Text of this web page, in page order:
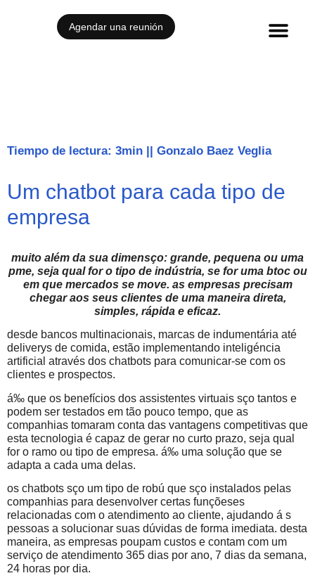
Agendar una reunión
Tiempo de lectura: 3min || Gonzalo Baez Veglia
Um chatbot para cada tipo de
empresa
muito além da sua dimensço: grande, pequena ou uma
pme, seja qual for o tipo de indústria, se for uma btoc ou
em que mercados se move. as empresas precisam
chegar aos seus clientes de uma maneira direta,
simples, rápida e eficaz.
desde bancos multinacionais, marcas de indumentária até
deliverys de comida, estão implementando inteligéncia
artificial através dos chatbots para comunicar-se com os
clientes e prospectos.
á‰ que os benefícios dos assistentes virtuais sço tantos e
podem ser testados em tão pouco tempo, que as
companhias tomaram conta das vantagens competitivas que
esta tecnologia é capaz de gerar no curto prazo, seja qual
for o ramo ou tipo de empresa. á‰ uma solução que se
adapta a cada uma delas.
os chatbots sço um tipo de robú que sço instalados pelas
companhias para desenvolver certas funçõeses
relacionadas com o atendimento ao cliente, ajudando á s
pessoas a solucionar suas dúvidas de forma imediata. desta
maneira, as empresas poupam custos e contam com um
serviço de atendimento 365 dias por ano, 7 dias da semana,
24 horas por dia.